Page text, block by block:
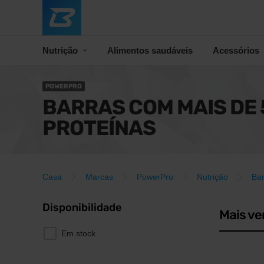
Nutrição Alimentos saudáveis Acessórios
POWERPRO
BARRAS COM MAIS DE
PROTEÍNAS
Casa Marcas PowerPro Nutrição
Disponibilidade
Em stock
Mais